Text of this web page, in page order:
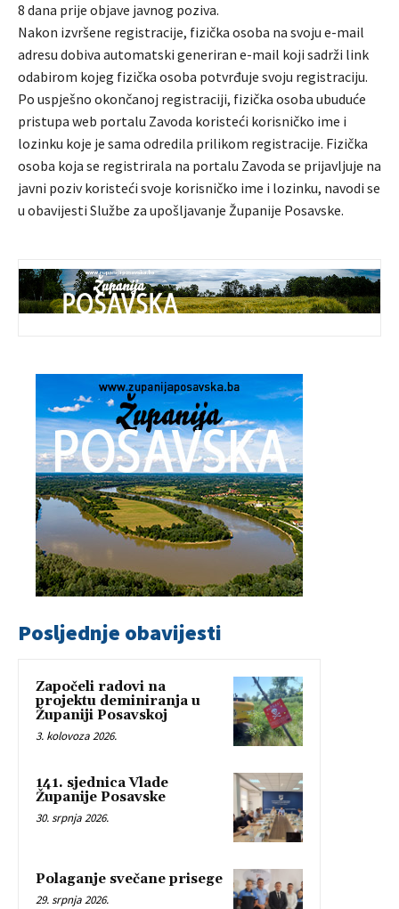
8 dana prije objave javnog poziva.
Nakon izvršene registracije, fizička osoba na svoju e-mail
adresu dobiva automatski generiran e-mail koji sadrži link
odabirom kojeg fizička osoba potvrđuje svoju registraciju.
Po uspješno okončanoj registraciji, fizička osoba ubuduće
pristupa web portalu Zavoda koristeći korisničko ime i
lozinku koje je sama odredila prilikom registracije. Fizička
osoba koja se registrirala na portalu Zavoda se prijavljuje na
javni poziv koristeći svoje korisničko ime i lozinku, navodi se
u obavijesti Službe za upošljavanje Županije Posavske.
Posljednje obavijesti
Započeli radovi na
projektu deminiranja u
Županiji Posavskoj
3. kolovoza 2026.
141. sjednica Vlade
Županije Posavske
30. srpnja 2026.
Polaganje svečane prisege
29. srpnja 2026.